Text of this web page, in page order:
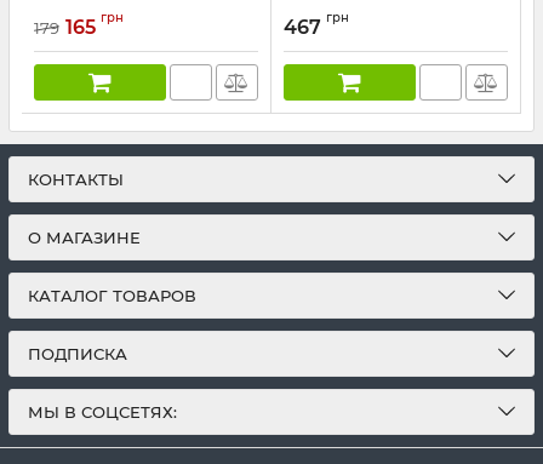
179 165 грн
Type-C, zoom
Артикул:BL-T67-TG
467 грн
КОНТАКТЫ
О МАГАЗИНЕ
КАТАЛОГ ТОВАРОВ
ПОДПИСКА
МЫ В СОЦСЕТЯХ: